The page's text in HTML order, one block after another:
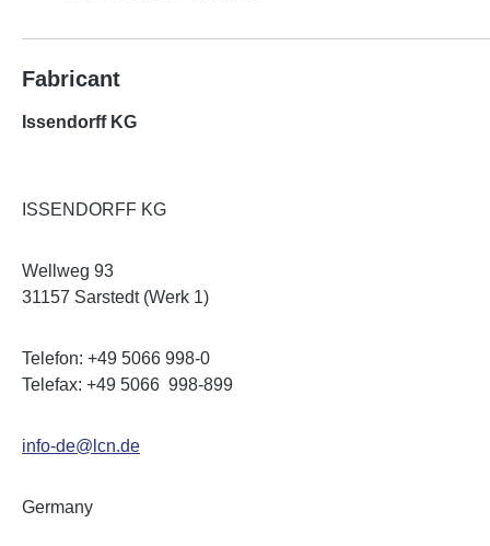
Fabricant
Issendorff KG
ISSENDORFF KG
Wellweg 93
31157 Sarstedt (Werk 1)
Telefon: +49 5066 998-0
Telefax: +49 5066 998-899
info-de@lcn.de
Germany